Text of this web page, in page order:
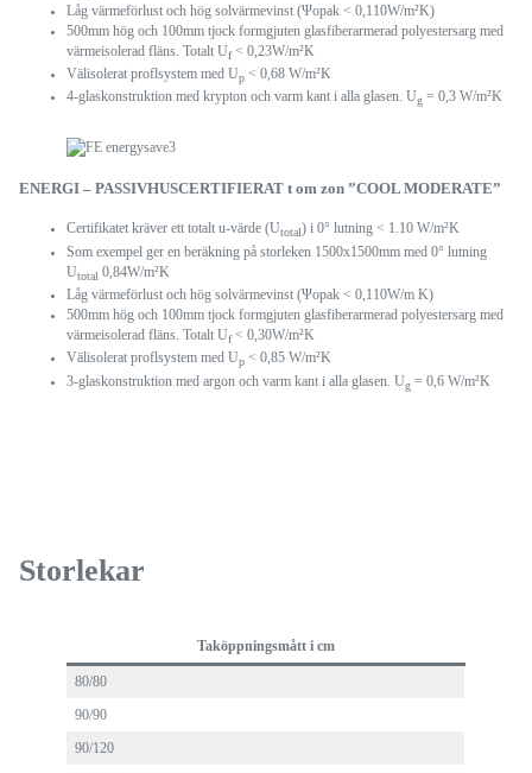
Låg värmeförlust och hög solvärmevinst (Ψopak < 0,110W/m²K)
500mm hög och 100mm tjock formgjuten glasfiberarmerad polyestersarg med
värmeisolerad fläns. Totalt Uf< 0,23W/m²K
Välisolerat proflsystem med Up < 0,68 W/m²K
4-glaskonstruktion med krypton och varm kant i alla glasen. Ug = 0,3 W/m²K
ENERGI – PASSIVHUSCERTIFIERAT t om zon ”COOL MODERATE”
Certifikatet kräver ett totalt u-värde (Utotal) i 0° lutning < 1.10 W/m²K
Som exempel ger en beräkning på storleken 1500x1500mm med 0° lutning
Utotal 0,84W/m²K
Låg värmeförlust och hög solvärmevinst (Ψopak < 0,110W/m K)
500mm hög och 100mm tjock formgjuten glasfiberarmerad polyestersarg med
värmeisolerad fläns. Totalt Uf< 0,30W/m²K
Välisolerat proflsystem med Up < 0,85 W/m²K
3-glaskonstruktion med argon och varm kant i alla glasen. Ug = 0,6 W/m²K
Storlekar
Taköppningsmått i cm
80/80
90/90
90/120